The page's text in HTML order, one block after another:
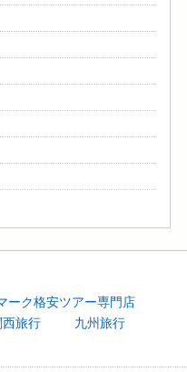
ーク格安ツアー専門店
西旅行
九州旅行